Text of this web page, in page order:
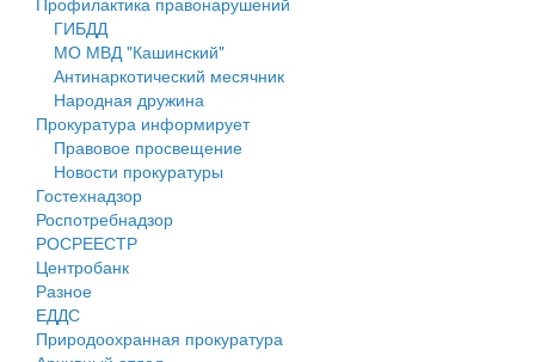
Нормативы градостроительного проектирования
Правила землепользования и застройки
Генеральные планы
Проекты планировки территории
Собрание депутатов
Городское поселение
Сельские поселения
ГИБДД
МО МВД "Кашинский"
Антинаркотический месячник
Народная дружина
Прокуратура информирует
Правовое просвещение
Новости прокуратуры
Гостехнадзор
Роспотребнадзор
РОСРЕЕСТР
Центробанк
Разное
ЕДДС
Природоохранная прокуратура